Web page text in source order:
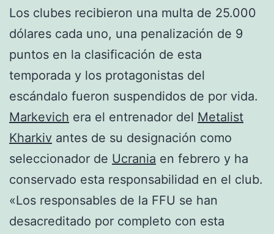
Los clubes recibieron una multa de 25.000
dólares cada uno, una penalización de 9
puntos en la clasificación de esta
temporada y los protagonistas del
escándalo fueron suspendidos de por vida.
Markevich era el entrenador del Metalist
Kharkiv antes de su designación como
seleccionador de Ucrania en febrero y ha
conservado esta responsabilidad en el club.
«Los responsables de la FFU se han
desacreditado por completo con esta